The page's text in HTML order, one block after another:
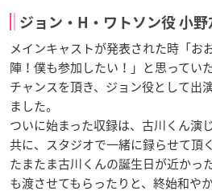
ジョン・H・ワトソン役 小野
メインキャストが発表された時「お
陣！僕も参加したい！」と思ってい
チャンスを頂き、ジョン役として出
ました。
ついに始まった収録は、古川くん演
共に、スタジオで一緒に録らせて頂
たまたま古川くんの誕生日が近かっ
も渡させてもらったりと、終始和や